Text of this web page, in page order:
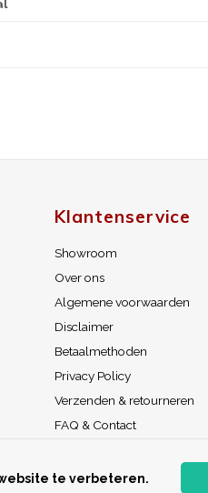
Klantenservice
Showroom
Over ons
Algemene voorwaarden
Disclaimer
Betaalmethoden
Privacy Policy
Verzenden & retourneren
FAQ & Contact
RSS-feed
te verbeteren.